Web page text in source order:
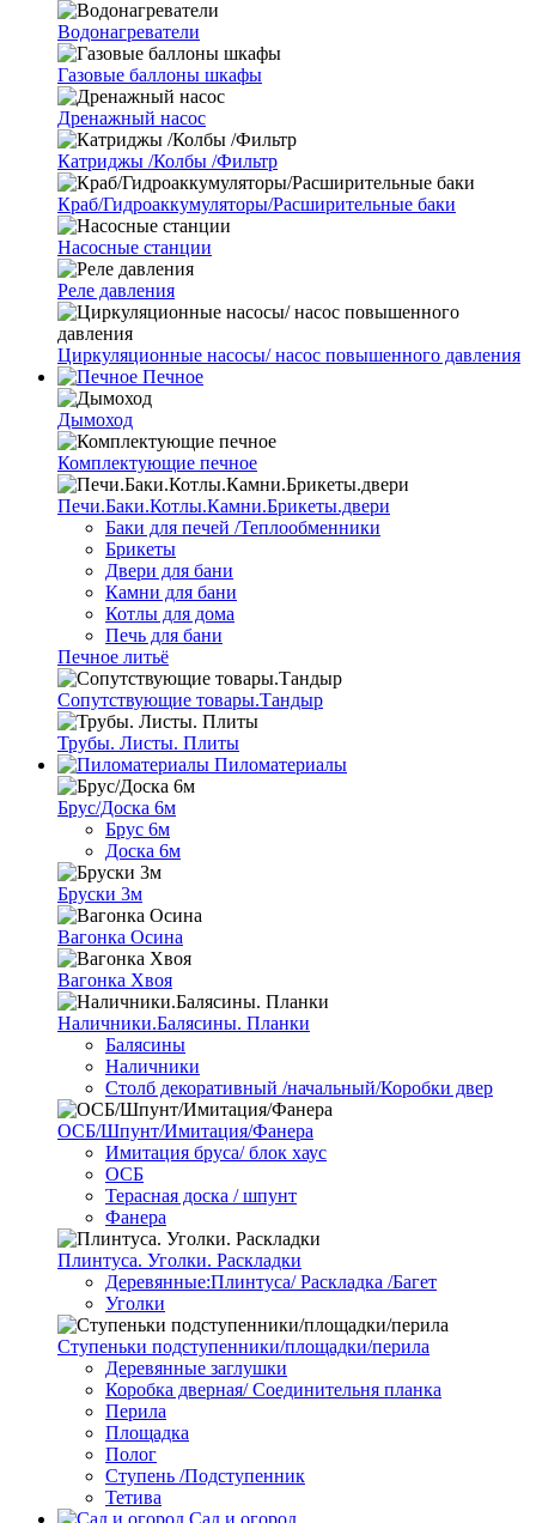
Водонагреватели
Газовые баллоны шкафы
Дренажный насос
Катриджы /Колбы /Фильтр
Краб/Гидроаккумуляторы/Расширительные баки
Насосные станции
Реле давления
Циркуляционные насосы/ насос повышенного давления
Печное
Дымоход
Комплектующие печное
Печи.Баки.Котлы.Камни.Брикеты.двери
Баки для печей /Теплообменники
Брикеты
Двери для бани
Камни для бани
Котлы для дома
Печь для бани
Печное литьё
Сопутствующие товары.Тандыр
Трубы. Листы. Плиты
Пиломатериалы
Брус/Доска 6м
Брус 6м
Доска 6м
Бруски 3м
Вагонка Осина
Вагонка Хвоя
Наличники.Балясины. Планки
Балясины
Наличники
Столб декоративный /начальный/Коробки двер
ОСБ/Шпунт/Имитация/Фанера
Имитация бруса/ блок хаус
ОСБ
Терасная доска / шпунт
Фанера
Плинтуса. Уголки. Раскладки
Деревянные:Плинтуса/ Раскладка /Багет
Уголки
Ступеньки подступенники/площадки/перила
Деревянные заглушки
Коробка дверная/ Соединительня планка
Перила
Площадка
Полог
Ступень /Подступенник
Тетива
Сад и огород